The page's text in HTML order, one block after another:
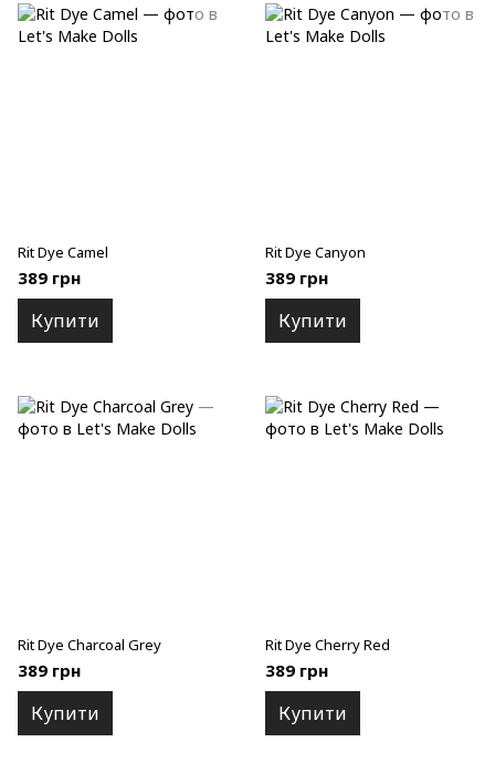
Rit Dye Camel
389 грн
Купити
Rit Dye Canyon
389 грн
Купити
Rit Dye Charcoal Grey
389 грн
Купити
Rit Dye Cherry Red
389 грн
Купити